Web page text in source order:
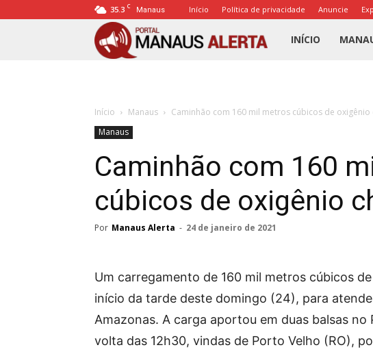
35.3 C Manaus Início Política de privacidade Anuncie
Portal
INÍCIO
Início Manaus
Caminhão com 160 mil metros cúbicos de oxigênio
Manaus
Caminhão com 160
cúbicos de oxigênio
Por Manaus Alerta - 24 de janeiro de 2021
Um carregamento de 160 mil metros cúbicos
início da tarde deste domingo (24), para
Amazonas. A carga aportou em duas balsas
volta das 12h30, vindas de Porto Velho (RO),